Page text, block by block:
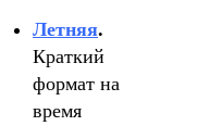
Летняя.
Краткий
формат на
время